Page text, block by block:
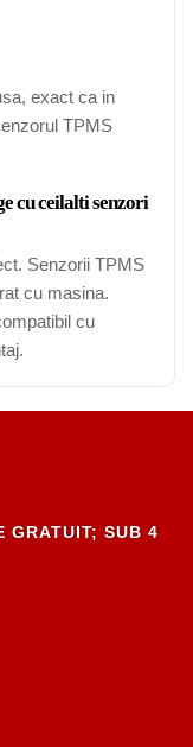
exact ca in
TPMS
cu ceilalti senzori
Senzorii TPMS
cu masina.
cu
GRATUIT; SUB 4